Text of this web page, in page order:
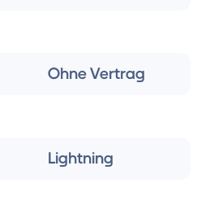
Ohne Vertrag
Lightning